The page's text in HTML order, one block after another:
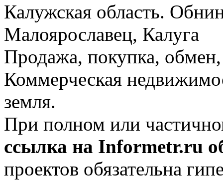
Калужская область.
Малоярославец, Калуга
Продажа, покупка, обмен,
Коммерческая
земля.
При полном или
ссылка на Informetr.ru
проектов обязательна